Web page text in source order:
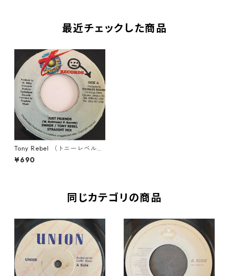
最近チェックした商品
Tony Rebel （トニーレベル）
& Swade （スウェード） - Ju
st Friends【7'】
¥690
同じカテゴリの商品